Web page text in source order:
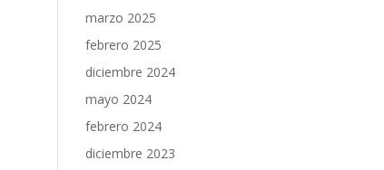
marzo 2025
febrero 2025
diciembre 2024
mayo 2024
febrero 2024
diciembre 2023